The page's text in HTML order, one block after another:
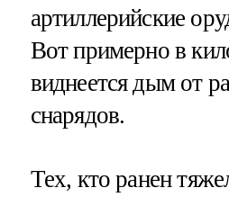
артиллерийские
Вот примерно в
виднеется дым от
снарядов.
Тех, кто ранен